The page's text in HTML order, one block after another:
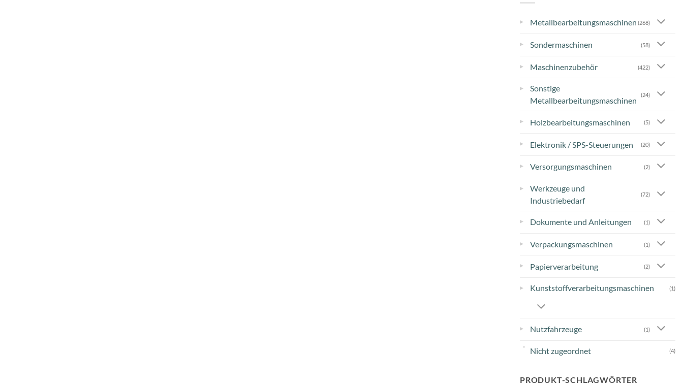
▸ Metallbearbeitungsmaschinen (268)
▸ Sondermaschinen (58)
▸ Maschinenzubehör (422)
▸
Sonstige
Metallbearbeitungsmaschinen
(24)
▸ Holzbearbeitungsmaschinen (5)
▸ Elektronik / SPS-Steuerungen (20)
▸ Versorgungsmaschinen (2)
▸
Werkzeuge und
Industriebedarf
(72)
▸ Dokumente und Anleitungen (1)
▸ Verpackungsmaschinen (1)
▸ Papierverarbeitung (2)
▸ Kunststoffverarbeitungsmaschinen (1)
▸ Nutzfahrzeuge (1)
Nicht zugeordnet (4)
PRODUKT-SCHLAGWÖRTER